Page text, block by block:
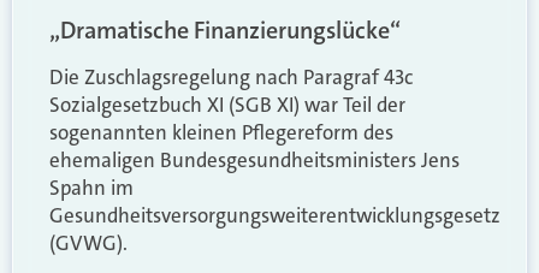
„Dramatische Finanzierungslücke“
Die Zuschlagsregelung nach Paragraf 43c
Sozialgesetzbuch XI (SGB XI) war Teil der
sogenannten kleinen Pflegereform des
ehemaligen Bundesgesundheitsministers Jens
Spahn im
Gesundheitsversorgungsweiterentwicklungsgesetz
(GVWG).